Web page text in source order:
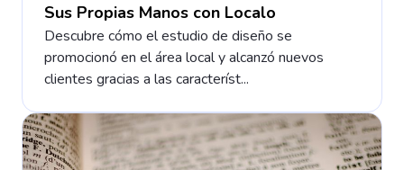
Sus Propias Manos con Localo
Descubre cómo el estudio de diseño se
promocionó en el área local y alcanzó nuevos
clientes gracias a las característ...